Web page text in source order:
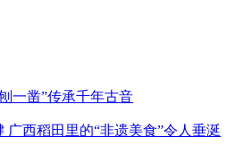
一凿”传承千年古音
广西稻田里的“非遗美食”令人垂涎